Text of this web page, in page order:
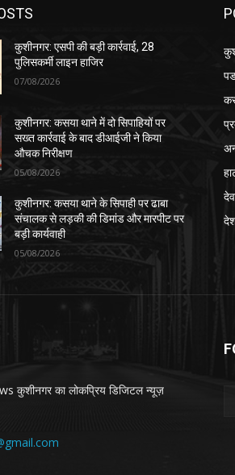
कुशीनगर: एसपी की बड़ी कार्रवाई, 28
पुलिसकर्मी लाइन हाजिर
07/08/2026
कुशीनगर: कसया थाने में दो सिपाहियों पर
सख्त कार्रवाई के बाद डीआईजी ने किया
औचक निरीक्षण
05/08/2026
कुशीनगर: कसया थाने के सिपाही पर ढाबा
संचालक से लड़की की डिमांड और मारपीट पर
बड़ी कार्यवाही
05/08/2026
कुशीनगर का लोकप्रिय डिजिटल न्यूज़